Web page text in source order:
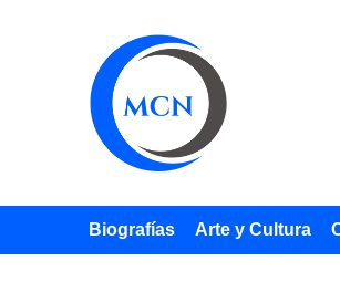
Biografías Arte y Cultura